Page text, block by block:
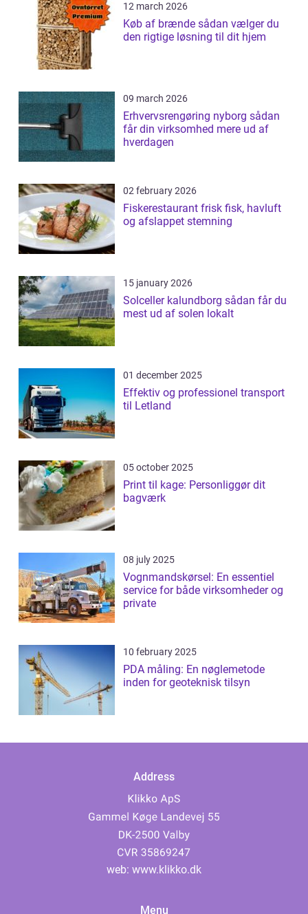
12 march 2026
Køb af brænde sådan vælger du
den rigtige løsning til dit hjem
09 march 2026
Erhvervsrengøring nyborg sådan
får din virksomhed mere ud af
hverdagen
02 february 2026
Fiskerestaurant frisk fisk, havluft
og afslappet stemning
15 january 2026
Solceller kalundborg sådan får du
mest ud af solen lokalt
01 december 2025
Effektiv og professionel transport
til Letland
05 october 2025
Print til kage: Personliggør dit
bagværk
08 july 2025
Vognmandskørsel: En essentiel
service for både virksomheder og
private
10 february 2025
PDA måling: En nøglemetode
inden for geoteknisk tilsyn
Address
web: www.klikko.dk
Menu